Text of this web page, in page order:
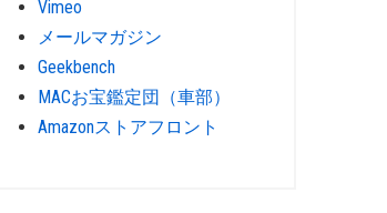
Vimeo
メールマガジン
Geekbench
MACお宝鑑定団（車部）
Amazonストアフロント